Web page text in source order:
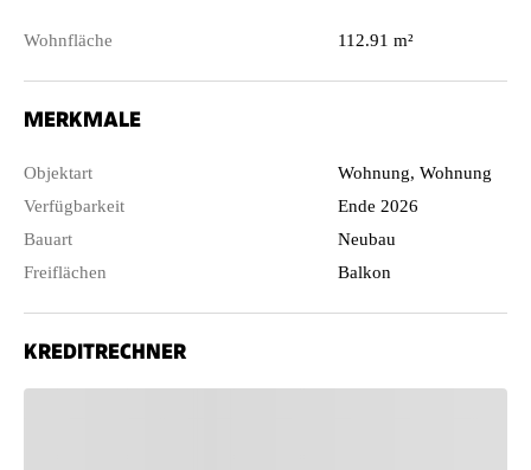
Wohnfläche 112.91 m²
MERKMALE
Objektart
Wohnung, Wohnung
Verfügbarkeit
Ende 2026
Bauart
Neubau
Freiflächen
Balkon
KREDITRECHNER